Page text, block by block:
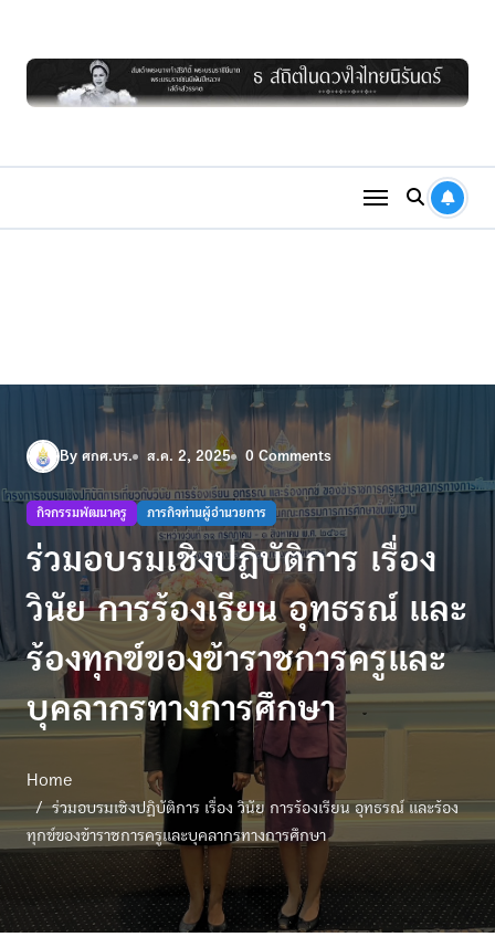
content
By ศกศ.บร. ส.ค. 2, 2025 0 Comments
กิจกรรมพัฒนาครู ภารกิจท่านผู้อำนวยการ
ร่วมอบรมเชิงปฏิบัติการ เรื่อง
วินัย การร้องเรียน อุทธรณ์ และ
ร้องทุกข์ของข้าราชการครูและ
บุคลากรทางการศึกษา
Home
ร่วมอบรมเชิงปฏิบัติการ เรื่อง วินัย การร้องเรียน อุทธรณ์ และร้อง
ทุกข์ของข้าราชการครูและบุคลากรทางการศึกษา